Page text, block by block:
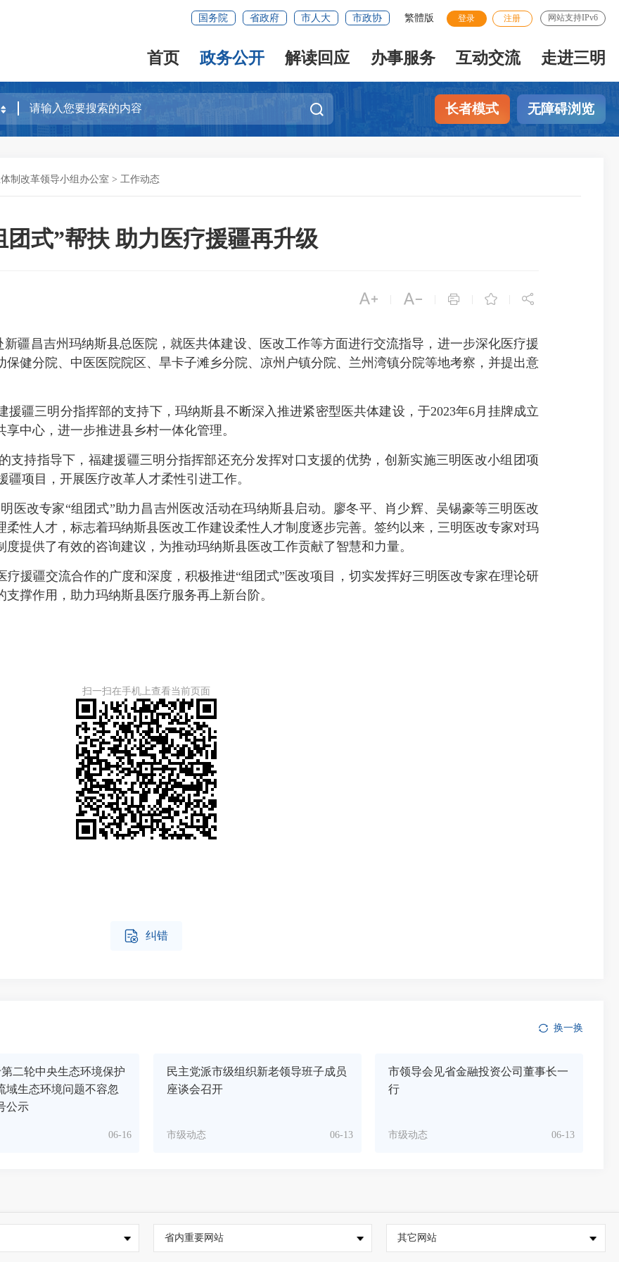
国务院 省政府 市人大 市政协 繁體版 登录 注册 网站支持IPv6
首页 政务公开 解读回应 办事服务 互动交流 走进三明
长者模式 无障碍浏览
制改革领导小组办公室 > 工作动态
团式”帮扶 助力医疗援疆再升级
    
昌吉州玛纳斯县总医院，就医共体建设、医改工作等方面进行交流指导，进一步深化医疗援
健分院、中医医院院区、旱卡子滩乡分院、凉州户镇分院、兰州湾镇分院等地考察，并提出意
三明分指挥部的支持下，玛纳斯县不断深入推进紧密型医共体建设，于2023年6月挂牌成立
中心，进一步推进县乡村一体化管理。
持指导下，福建援疆三明分指挥部还充分发挥对口支援的优势，创新实施三明医改小组团项
项目，开展医疗改革人才柔性引进工作。
改专家“组团式”助力昌吉州医改活动在玛纳斯县启动。廖冬平、肖少辉、吴锡豪等三明医改
性人才，标志着玛纳斯县医改工作建设柔性人才制度逐步完善。签约以来，三明医改专家对玛
提供了有效的咨询建议，为推动玛纳斯县医改工作贡献了智慧和力量。
疆交流合作的广度和深度，积极推进“组团式”医改项目，切实发挥好三明医改专家在理论研
撑作用，助力玛纳斯县医疗服务再上新台阶。
扫一扫在手机上查看当前页面
 纠错
换一换
二轮中央生态环境保护
域生态环境问题不容忽
公示
06-16
民主党派市级组织新老领导班子成员
座谈会召开
06-13
市级动态
市领导会见省金融投资公司董事长一
行
06-13
市级动态
省内重要网站 其它网站